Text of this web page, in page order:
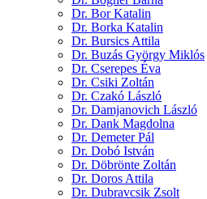
Dr. Bor Katalin
Dr. Borka Katalin
Dr. Bursics Attila
Dr. Buzás György Miklós
Dr. Cserepes Éva
Dr. Csiki Zoltán
Dr. Czakó László
Dr. Damjanovich László
Dr. Dank Magdolna
Dr. Demeter Pál
Dr. Dobó István
Dr. Döbrönte Zoltán
Dr. Doros Attila
Dr. Dubravcsik Zsolt